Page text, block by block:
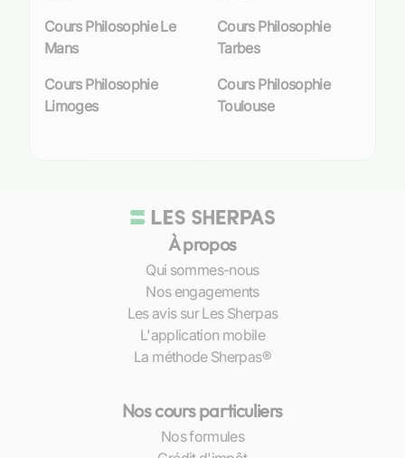
philosophique, chaque élève se présente avec
une carte mentale qui lui est propre. Les cours
approche sur mesure
, où le professeur adapte
sa pédagogie à la psyché individuelle de son
philosophiques. Que vous soyez confronté à la
dialectique platonicienne ou aux subtilités
kantiennes, nos professeurs savent comment
personnaliser leur enseignement pour que
chaque leçon devienne un chemin vers
l’épanouissement intellectuel.
Voici comment les cours peuvent être structurés
Analyse approfondie
des thèmes qui
captivent l’étudiant ;
Cours Philosophie Le
Mans
Cours Philosophie
Limoges
Cours Philosophie
Tarbes
Cours Philosophie
Toulouse
À propos
Qui sommes-nous
Nos engagements
Les avis sur Les Sherpas
L'application mobile
La méthode Sherpas®
Nos cours particuliers
Nos formules